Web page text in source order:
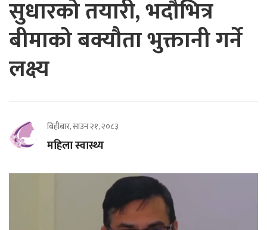
सुधारको तयारी, भदौभित्र
बीमाको बक्यौता भुक्तानी गर्ने
लक्ष्य
बिहीबार, साउन २१, २०८३
महिला स्वास्थ्य